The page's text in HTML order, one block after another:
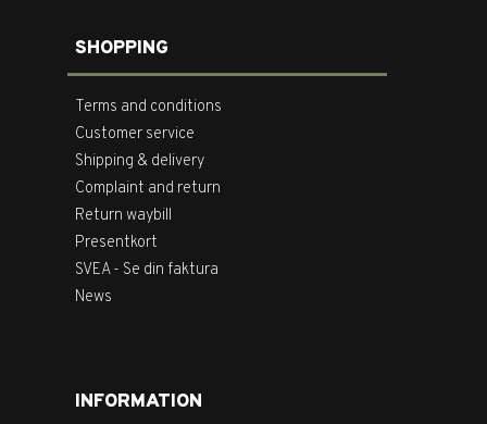
SHOPPING
Terms and conditions
Customer service
Shipping & delivery
Complaint and return
Return waybill
Presentkort
SVEA - Se din faktura
News
INFORMATION